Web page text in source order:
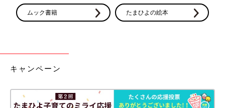
――目線ありの写真を撮るときは？
「お話しながら撮っていき、お子さまの気分がのってきたら、手
いい小道具に囲まれると、子どもの目も輝きますよね。表情豊か
『たまひよの写真スタジオ』では、お誕生日にオススメの「バー
スデイアルバム」という「たまひよオリジナルフォトブック」も
ムック書籍 たまひよの絵本
キャンペーン